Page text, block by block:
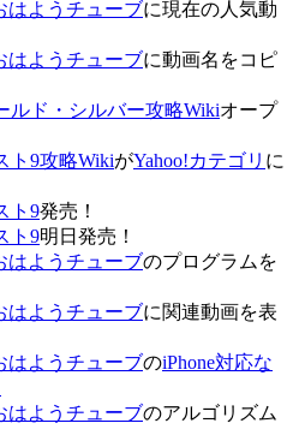
はようチューブに現在の人気動
はようチューブに動画名をコピ
ド・シルバー攻略Wikiオープ
ト9攻略WikiがYahoo!カテゴリ に
ト9発売！
ト9明日発売！
はようチューブのプログラムを
はようチューブに関連動画を表
はようチューブのiPhone対応な
はようチューブのアルゴリズム